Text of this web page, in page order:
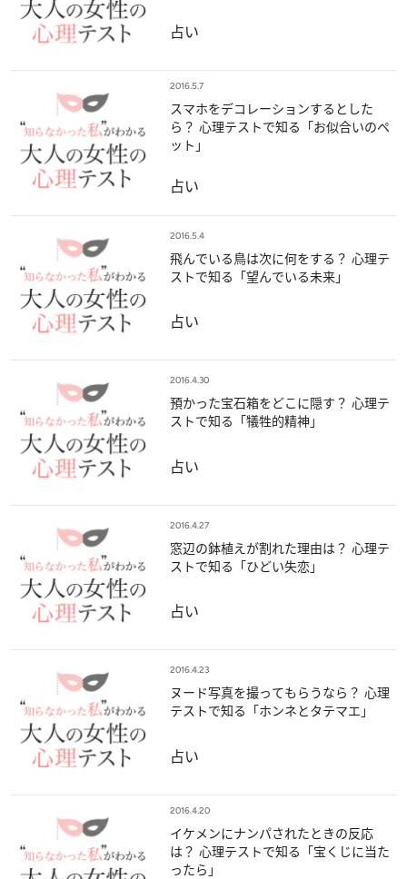
占い
2016.5.7
スマホをデコレーションするとした
ら？ 心理テストで知る「お似合いのペ
ット」
占い
2016.5.4
飛んでいる鳥は次に何をする？ 心理テ
ストで知る「望んでいる未来」
占い
2016.4.30
預かった宝石箱をどこに隠す？ 心理テ
ストで知る「犠牲的精神」
占い
2016.4.27
窓辺の鉢植えが割れた理由は？ 心理テ
ストで知る「ひどい失恋」
占い
2016.4.23
ヌード写真を撮ってもらうなら？ 心理
テストで知る「ホンネとタテマエ」
占い
2016.4.20
イケメンにナンパされたときの反応
は？ 心理テストで知る「宝くじに当た
ったら」